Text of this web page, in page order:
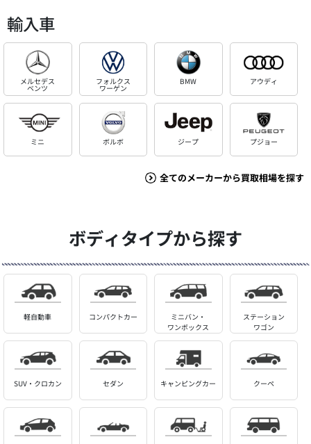
輸入車
メルセデス
ベンツ
フォルクス
ワーゲン
BMW アウディ
ミニ ボルボ ジープ プジョー
全てのメーカーから買取相場を探す
ボディタイプから探す
軽自動車 コンパクトカー
ミニバン・
ワンボックス
ステーション
ワゴン
SUV・クロカン セダン キャンピングカー クーペ